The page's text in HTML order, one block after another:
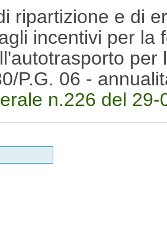
ripartizione e di
incentivi per la
per
P.G. 06 -
n.226 del 29-